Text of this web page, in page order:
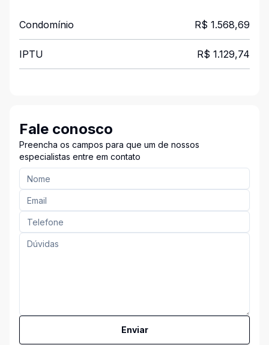
Condomínio R$ 1.568,69
IPTU R$ 1.129,74
Fale conosco
Preencha os campos para que um de nossos
especialistas entre em contato
Enviar